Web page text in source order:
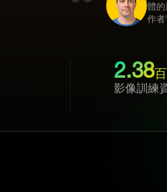
體
作者
2.38
影像訓練